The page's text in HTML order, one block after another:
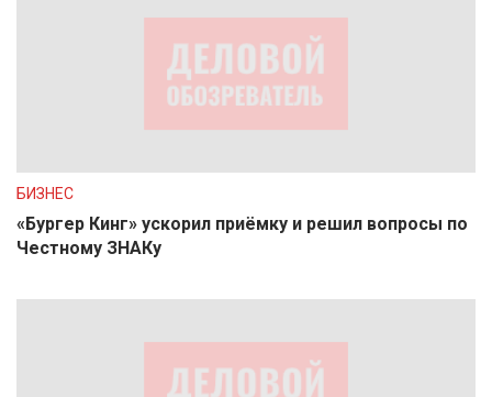
БИЗНЕС
«Бургер Кинг» ускорил приёмку и решил вопросы по
Честному ЗНАКу